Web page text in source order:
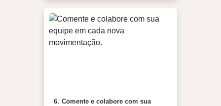
6. Comente e colabore com sua